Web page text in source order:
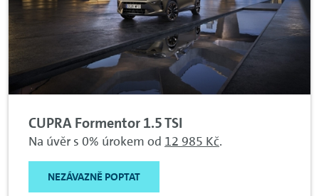
CUPRA Formentor 1.5 TSI
Na úvěr s 0% úrokem od 12 985 Kč.
NEZÁVAZNĚ POPTAT